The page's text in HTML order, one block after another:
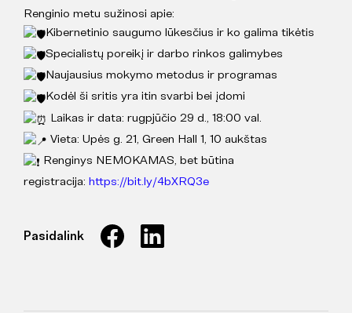
Renginio metu sužinosi apie:
Kibernetinio saugumo lūkesčius ir ko galima tikėtis
Specialistų poreikį ir darbo rinkos galimybes
Naujausius mokymo metodus ir programas
Kodėl ši sritis yra itin svarbi bei įdomi
Laikas ir data: rugpjūčio 29 d., 18:00 val.
Vieta: Upės g. 21, Green Hall 1, 10 aukštas
Renginys NEMOKAMAS, bet būtina
registracija: https://bit.ly/4bXRQ3e
Pasidalink